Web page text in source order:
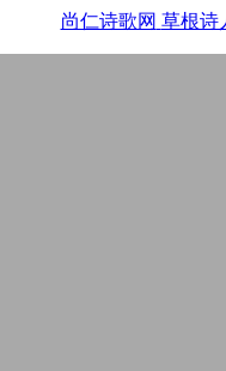
尚仁诗歌网 草根诗